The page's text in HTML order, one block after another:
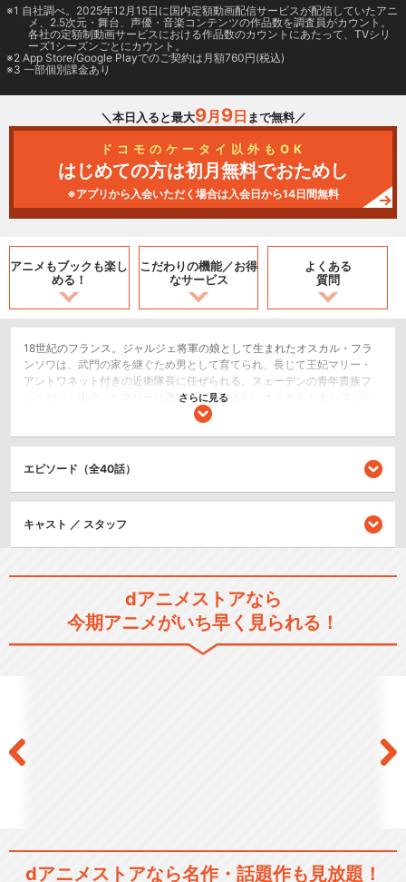
1 自社調べ。2025年12月15日に国内定額動画配信サービスが配信していたアニ
メ、2.5次元・舞台、声優・音楽コンテンツの作品数を調査員がカウント。
各社の定額制動画サービスにおける作品数のカウントにあたって、TVシリ
ーズ1シーズンごとにカウント。
2 App Store/Google Playでのご契約は月額760円(税込)
3 一部個別課金あり
＼本日入ると最大9月 9日 まで無料／
ドコモのケータイ以外もOK
はじめての方は初月無料でおためし
※アプリから入会いただく場合は入会日から14日間無料
アニメもブックも楽し
める！
こだわりの機能／お得
なサービス
よくある
質問
18世紀のフランス。ジャルジェ将軍の娘として生まれたオスカル・フラ
ンソワは、武門の家を継ぐため男として育てられ、長じて王妃マリー・
アントワネット付きの近衛隊長に任ぜられる。スェーデンの青年貴族フ
ェルゼンと出会ったマリーは激しい恋に陥るが、オスカルもまたフェル
ゼンにほのかな想いを寄せていた。フランス革命へ向けて揺れ動きはじ
て彼女を見守るが……。
歴史/戦記
恋愛/ラブコメ
ドラマ/青春
劇場アニメ『ベルサイユのば
ら』
さらに見る
エピソード（全40話）
キャスト ／ スタッフ
dアニメストアなら
今期アニメがいち早く見られる！
dアニメストアなら名作・話題作も見放題！